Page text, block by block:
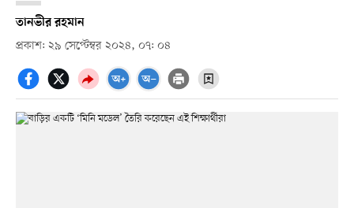
তানভীর রহমান
প্রকাশ: ২৯ সেপ্টেম্বর ২০২৪, ০৭: ০৪